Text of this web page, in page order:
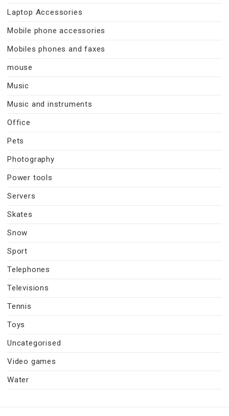
Laptop Accessories
Mobile phone accessories
Mobiles phones and faxes
mouse
Music
Music and instruments
Office
Pets
Photography
Power tools
Servers
Skates
Snow
Sport
Telephones
Televisions
Tennis
Toys
Uncategorised
Video games
Water